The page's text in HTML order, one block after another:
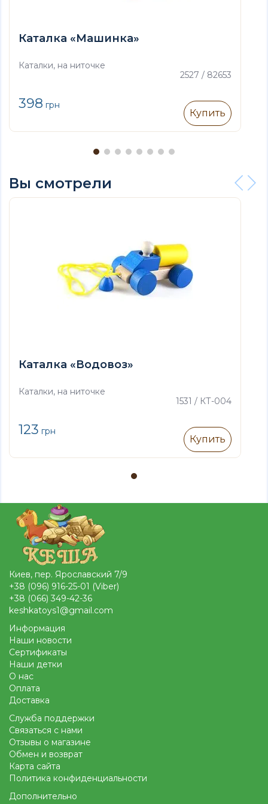
Каталка «Машинка»
Каталки, на ниточке
2527 / 82653
398 грн
Купить
Вы смотрели
Каталка «Водовоз»
Каталки, на ниточке
1531 / КТ-004
123 грн
Купить
Киев, пер. Ярославский 7/9
+38 (096) 916-25-01 (Viber)
+38 (066) 349-42-36
keshkatoys1@gmail.com
Информация
Наши новости
Сертификаты
Наши детки
О нас
Оплата
Доставка
Служба поддержки
Связаться с нами
Отзывы о магазине
Обмен и возврат
Карта сайта
Политика конфиденциальности
Дополнительно